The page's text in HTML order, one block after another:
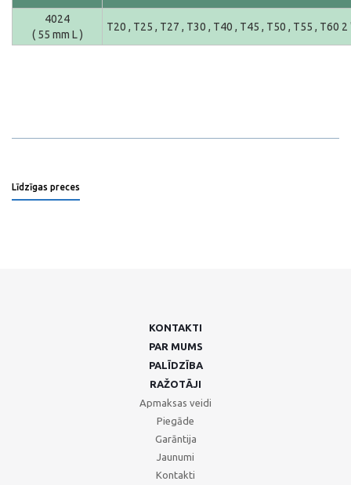
4024
( 55 mm L )
T20 , T25 , T27 , T30 , T40 , T45 , T50 , T55 , T60 2
Līdzīgas preces
KONTAKTI
PAR MUMS
PALĪDZĪBA
RAŽOTĀJI
Apmaksas veidi
Piegāde
Garāntija
Jaunumi
Kontakti